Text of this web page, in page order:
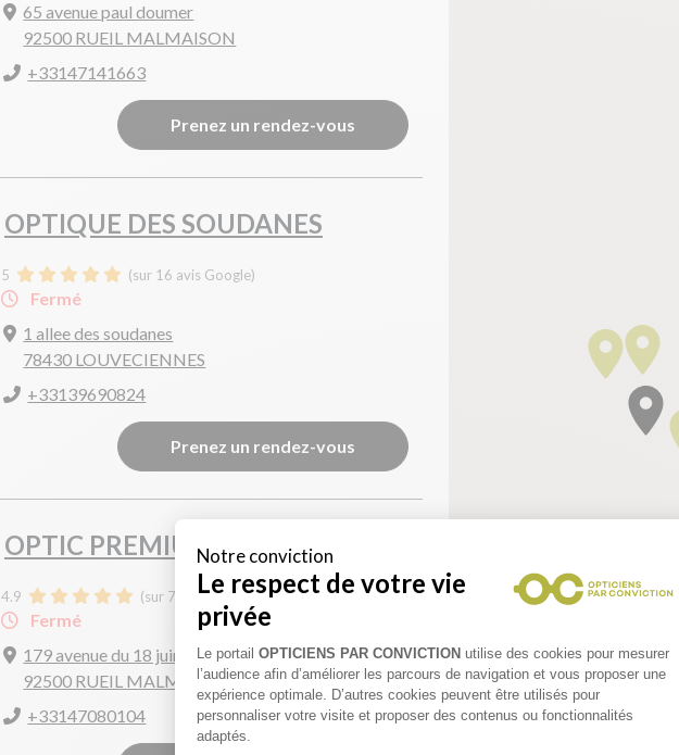
65 avenue paul doumer
92500 RUEIL MALMAISON
+33147141663
Prenez un rendez-vous
OPTIQUE DES SOUDANES
5 (sur 16 avis Google)
Fermé
1 allee des soudanes
78430 LOUVECIENNES
+33139690824
Prenez un rendez-vous
OPTIC PREMIUM
4.9 (sur 74 avis Google)
Fermé
179 avenue du 18 juin 1940
92500 RUEIL MALMAISON
+33147080104
Notre conviction
Le respect de votre vie
privée
Plateforme de Gestion du
Le portail OPTICIENS PAR CONVICTION utilise des cookies pour mesurer
l’audience afin d’améliorer les parcours de navigation et vous proposer une
expérience optimale. D’autres cookies peuvent être utilisés pour
personnaliser votre visite et proposer des contenus ou fonctionnalités
adaptés.